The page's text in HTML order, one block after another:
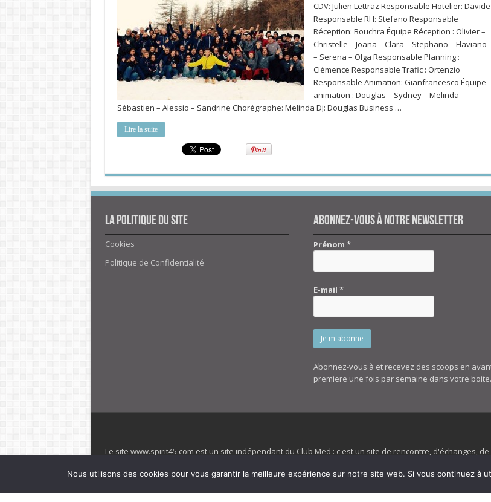
CDV: Julien Lettraz Responsable Hotelier: Davide
Responsable RH: Stefano Responsable
Réception: Bouchra Équipe Réception : Olivier –
Christelle – Joana – Clara – Stephano – Flaviano
– Serena – Olga Responsable Planning :
Clémence Responsable Trafic : Ortenzio
Responsable Animation: Gianfrancesco Équipe
animation : Douglas – Sydney – Melinda –
Sébastien – Alessio – Sandrine Chorégraphe: Melinda Dj: Douglas Business …
Lire la suite
La politique du site
Cookies
Politique de Confidentialité
Abonnez-vous à notre newsletter
Prénom*
E-mail*
Abonnez-vous à et recevez des scoops en
premiere une fois par semaine dans votre boite.
Le site www.spirit45.com est un site indépendant du Club Med : c'est un site de rencontre, d'échanges,
villages. Club Med est une marque déposée. Spirit 45 et son forum ne sont pas liés au ClubMed et la
officiel de la marque est : www.clubmed.fr Les images de fond de page de cette page d'accueil sont la
Nous utilisons des cookies pour vous garantir la meilleure expérience sur notre site web. Si vous continuez à